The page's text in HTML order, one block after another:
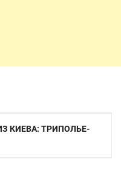
КИЕВА: ТРИПОЛЬЕ-